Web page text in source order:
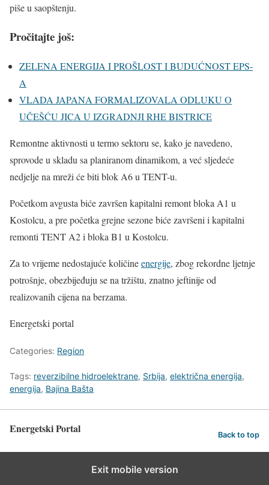
piše u saopštenju.
Pročitajte još:
ZELENA ENERGIJA I PROŠLOST I BUDUĆNOST EPS-
A
VLADA JAPANA FORMALIZOVALA ODLUKU O
UČEŠĆU JICA U IZGRADNJI RHE BISTRICE
Remontne aktivnosti u termo sektoru se, kako je navedeno,
sprovode u skladu sa planiranom dinamikom, a već sljedeće
nedjelje na mreži će biti blok A6 u TENT-u.
Početkom avgusta biće završen kapitalni remont bloka A1 u
Kostolcu, a pre početka grejne sezone biće završeni i kapitalni
remonti TENT A2 i bloka B1 u Kostolcu.
Za to vrijeme nedostajuće količineenergije, zbog rekordne ljetnje
potrošnje, obezbijeđuju se na tržištu, znatno jeftinije od
realizovanih cijena na berzama.
Energetski portal
Categories: Region
Tags: reverzibilne hidroelektrane, Srbija, električna energija,
energija, Bajina Bašta
Energetski Portal Back to top
Exit mobile version